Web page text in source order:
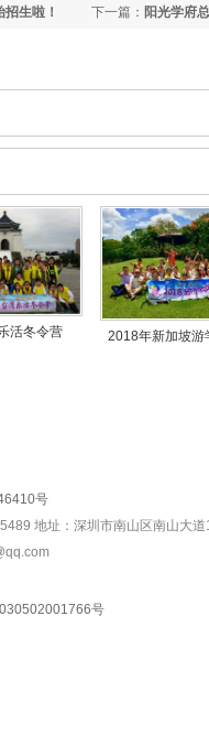
下一篇： 阳光学府
生啦！
活冬令营 2018年新加坡游
号
地址：深圳市南山区南山大
号